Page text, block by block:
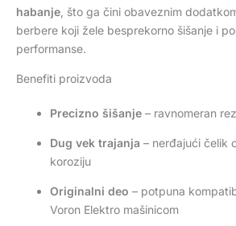
habanje , što ga čini obaveznim
berbere koji žele besprekorno šišanje i
performanse.
Benefiti proizvoda
Precizno šišanje – ravnomeran
Dug vek trajanja – nerđajući čelik
koroziju
Originalni deo – potpuna
Voron Elektro mašinicom